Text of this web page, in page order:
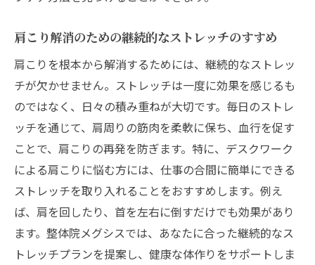
肩こり解消のための継続的なストレッチのすすめ
肩こりを根本から解消するためには、継続的なストレッ
チが欠かせません。ストレッチは一度に効果を感じるも
のではなく、日々の積み重ねが大切です。毎日のストレ
ッチを通じて、肩周りの筋肉を柔軟に保ち、血行を促す
ことで、肩こりの再発を防ぎます。特に、デスクワーク
による肩こりに悩む方には、仕事の合間に簡単にできる
ストレッチを取り入れることをおすすめします。例え
ば、肩を回したり、首を左右に倒すだけでも効果があり
ます。整体院メグシスでは、あなたに合った継続的なス
トレッチプランを提案し、健康な体作りをサポートしま